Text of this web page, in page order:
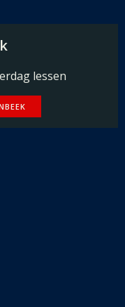
lessen